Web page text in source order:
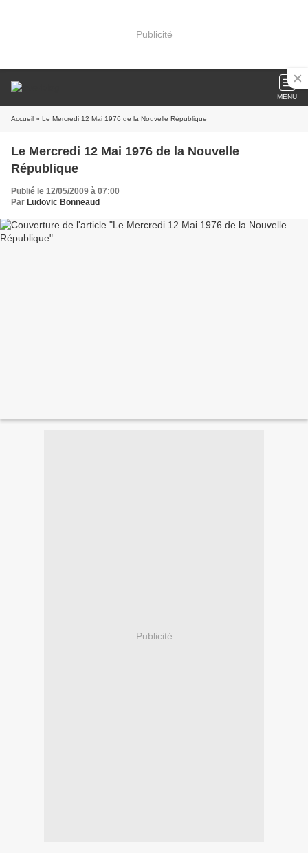
Publicité
MENU
Accueil » Le Mercredi 12 Mai 1976 de la Nouvelle République
Le Mercredi 12 Mai 1976 de la Nouvelle
République
Publié le 12/05/2009 à 07:00
Par Ludovic Bonneaud
Publicité